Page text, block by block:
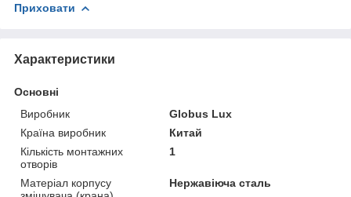
Приховати
Характеристики
Основні
Виробник
Globus Lux
Країна виробник
Китай
Кількість монтажних
отворів
1
Матеріал корпусу
Нержавіюча сталь